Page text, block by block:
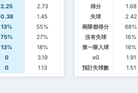
2.25
2.73
0.38
1.45
13%
55%
75%
27%
13%
18%
0
3.19
0 1.13
得分
1.68
失球
2.42
兩隊都得分
68%
沒有失球
16%
第一隊入球
16%
xG
1.91
預計失球數
1.51